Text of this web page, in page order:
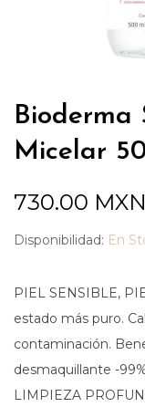
Bioderma
Micelar
730.00 MXN
Disponibilidad: En
PIEL SENSIBLE,
estado más puro.
contaminación.
desmaquillante -
LIMPIEZA